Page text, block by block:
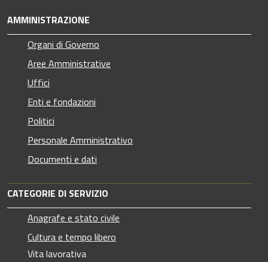
AMMINISTRAZIONE
Organi di Governo
Aree Amministrative
Uffici
Enti e fondazioni
Politici
Personale Amministrativo
Documenti e dati
CATEGORIE DI SERVIZIO
Anagrafe e stato civile
Cultura e tempo libero
Vita lavorativa